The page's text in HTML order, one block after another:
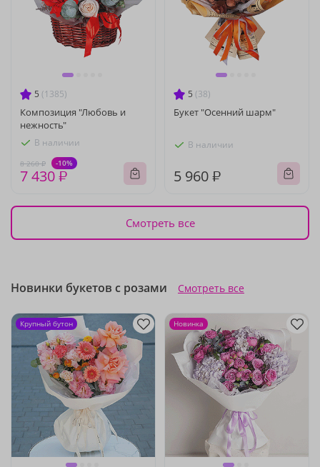
5 (1385)
Композиция "Любовь и
нежность"
В наличии
8 260 ₽ -10%
7 430 ₽
5 (38)
Букет "Осенний шарм"
В наличии
5 960 ₽
Смотреть все
Новинки букетов с розами Смотреть все
Крупный бутон Новинка